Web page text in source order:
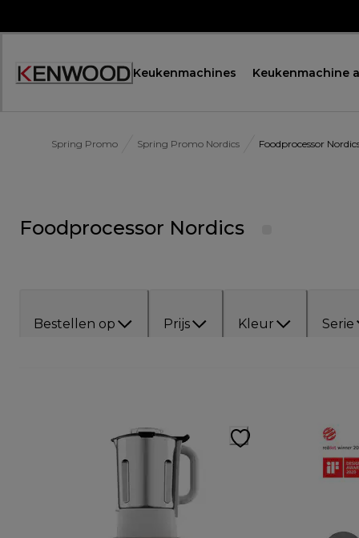
Keukenmachines Keukenmachine
Spring Promo Spring Promo Nordics Foodprocessor
Foodprocessor Nordics
Bestellen op Prijs Kleur Serie